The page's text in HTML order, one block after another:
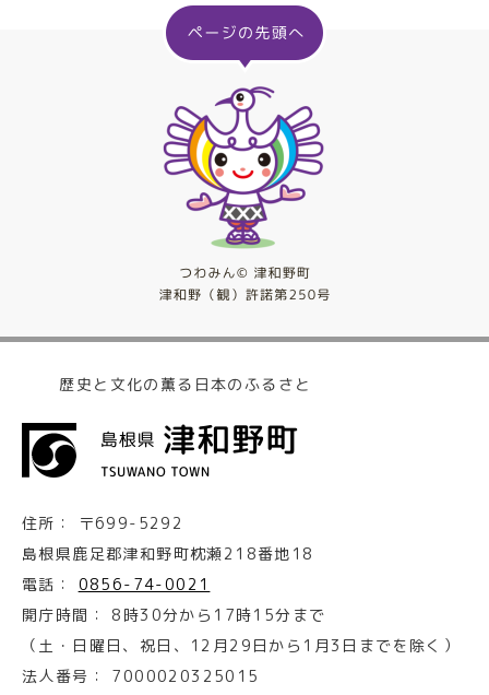
歴史と文化の薫る日本のふるさと
住所：
〒699-5292
島根県鹿足郡津和野町枕瀬218番地18
電話：
0856-74-0021
開庁時間：
8時30分から17時15分まで
（土・日曜日、祝日、12月29日から1月3日までを除く）
法人番号：
7000020325015